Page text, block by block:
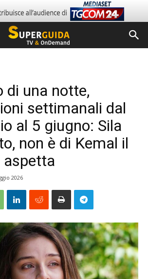
di una notte,
settimanali dal
al 5 giugno: Sila
non è di Kemal il
2026